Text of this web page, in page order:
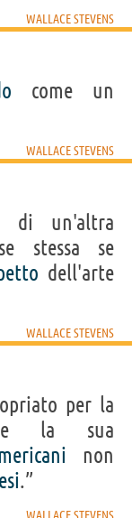
WALLACE STEVENS
come un
WALLACE STEVENS
di un'altra
stessa se
dell'arte
WALLACE STEVENS
per la
la sua
non
.”